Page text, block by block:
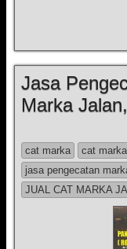
Jasa
Marka
cat marka
cat
jasa pengecatan
JUAL CAT MARKA